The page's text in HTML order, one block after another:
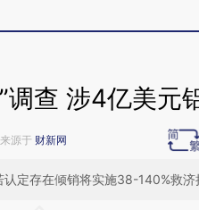
调查 涉4亿美元
源于 财新网
定存在倾销将实施38-140%救济